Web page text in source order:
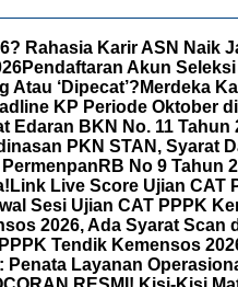
Rahasia Karir ASN Naik
Pendaftaran Akun
‘Dipecat’? Merdeka
KP Periode Oktober
Edaran BKN No. 11
PKN STAN, Syarat
PermenpanRB No 9 Tahun
Link Live Score Ujian CAT
Sesi Ujian CAT PPPK
2026, Ada Syarat Scan
Tendik Kemensos
Layanan